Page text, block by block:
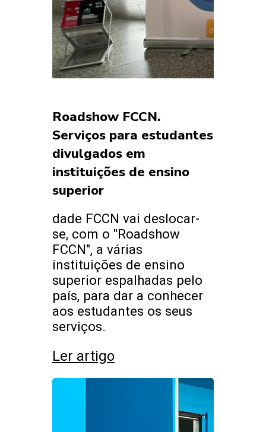
Roadshow FCCN.
Serviços para estudantes
divulgados em
instituições de ensino
superior
dade FCCN vai deslocar-
se, com o "Roadshow
FCCN", a várias
instituições de ensino
superior espalhadas pelo
país, para dar a conhecer
aos estudantes os seus
serviços.
Ler artigo